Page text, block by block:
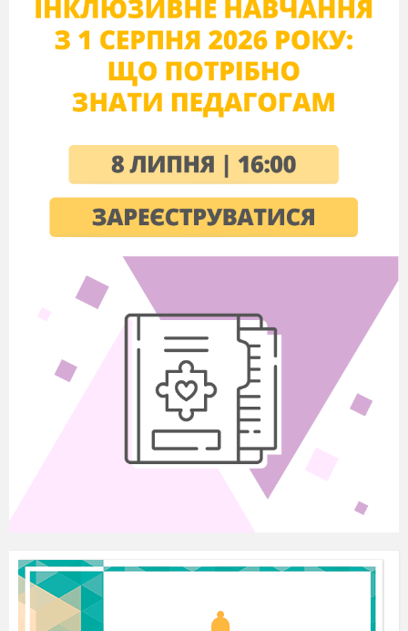
V. Осмислення, узагальнення, систематизація знань.
1. Робота з підручником
2. Практична робота на ПК.
https://learningapps.org/view5518052
https://learningapps.org/view2482936
VІ. Підсумки уроку.
Що ми вивчали на сьогоднішньому уроці?
Якого виду інформацію ти сприймав на
уроці?
Що вам сподобалось на цьому уроці?
4.Назви органи чуття, що допоможуть визначити, що:
а) светр м'який; б) сумка синя;
в) по радіо лунає нова пісня.
5. Передай без слів товаришу повідомлення: